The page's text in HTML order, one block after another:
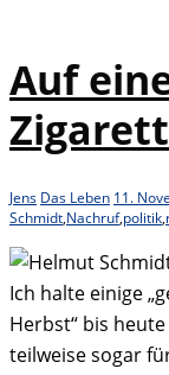
Auf
Jens Das Leben 11.
Schmidt,Nachruf,politik,
Ich halte einige
Herbst“ bis
teilweise sogar